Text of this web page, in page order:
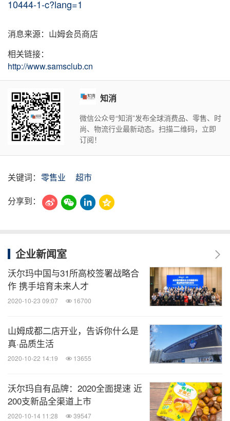
10444-1-c?lang=1
消息来源：山姆会员商店
相关链接：
http://www.samsclub.cn
知消
微信公众号“知消”发布全球消费品、零售、时
尚、物流行业最新动态。扫描二维码，立即
订阅！
关键词： 零售业
超市
分享到：
企业新闻室
沃尔玛中国与31所高校签署战略合
作 携手培育未来人才
2020-10-23 09:07 16700
山姆成都二店开业，告诉你什么是
真·品质生活
2020-10-22 14:19 13655
沃尔玛自有品牌：2020全面提速 近
200支新品全渠道上市
2020-10-14 11:28 39547